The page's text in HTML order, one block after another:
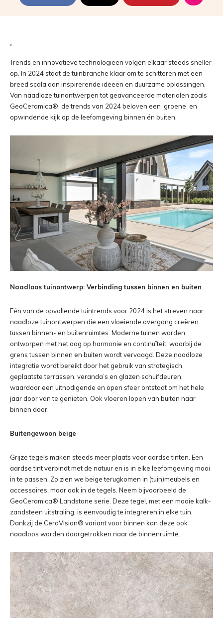
Trends en innovatieve technologieën volgen elkaar steeds sneller
op. In 2024 staat de tuinbranche klaar om te schitteren met een
breed scala aan inspirerende ideeën en duurzame oplossingen.
Van naadloze tuinontwerpen tot geavanceerde materialen zoals
GeoCeramica®, de trends van 2024 beloven een ‘groene’ en
opwindende kijk op de leefomgeving binnen én buiten.
Naadloos tuinontwerp: Verbinding tussen binnen en buiten
Eén van de opvallende tuintrends voor 2024 is het streven naar
naadloze tuinontwerpen die een vloeiende overgang creëren
tussen binnen- en buitenruimtes. Moderne tuinen worden
ontworpen met het oog op harmonie en continuïteit, waarbij de
grens tussen binnen en buiten wordt vervaagd. Deze naadloze
integratie wordt bereikt door het gebruik van strategisch
geplaatste terrassen, veranda’s en glazen schuifdeuren,
waardoor een uitnodigende en open sfeer ontstaat om het hele
jaar door van te genieten. Ook vloeren lopen van buiten naar
binnen door.
Buitengewoon beige
Grijze tegels maken steeds meer plaats voor aardse tinten. Een
aardse tint verbindt met de natuur en is in elke leefomgeving mooi
in te passen. Zo zien we beige terugkomen in (tuin)meubels en
accessoires, maar ook in de tegels. Neem bijvoorbeeld de
GeoCeramica® Landstone serie. Deze tegel, met een mooie kalk-
zandsteen uitstraling, is eenvoudig te integreren in elke tuin.
Dankzij de CeraVision® variant voor binnen kan deze ook
naadloos worden doorgetrokken naar de binnenruimte.